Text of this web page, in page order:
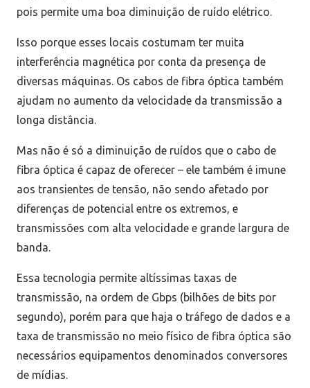
pois permite uma boa diminuição de ruído elétrico.
Isso porque esses locais costumam ter muita
interferência magnética por conta da presença de
diversas máquinas. Os cabos de fibra óptica também
ajudam no aumento da velocidade da transmissão a
longa distância.
Mas não é só a diminuição de ruídos que o cabo de
fibra óptica é capaz de oferecer – ele também é imune
aos transientes de tensão, não sendo afetado por
diferenças de potencial entre os extremos, e
transmissões com alta velocidade e grande largura de
banda.
Essa tecnologia permite altíssimas taxas de
transmissão, na ordem de Gbps (bilhões de bits por
segundo), porém para que haja o tráfego de dados e a
taxa de transmissão no meio físico de fibra óptica são
necessários equipamentos denominados conversores
de mídias.